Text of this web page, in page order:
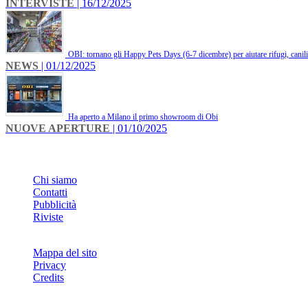
INTERVISTE | 16/12/2025
OBI: tornano gli Happy Pets Days (6-7 dicembre) per aiutare rifugi,
NEWS | 01/12/2025
Ha aperto a Milano il primo showroom di Obi
NUOVE APERTURE | 01/10/2025
Chi siamo
Contatti
Pubblicità
Riviste
Mappa del sito
Privacy
Credits